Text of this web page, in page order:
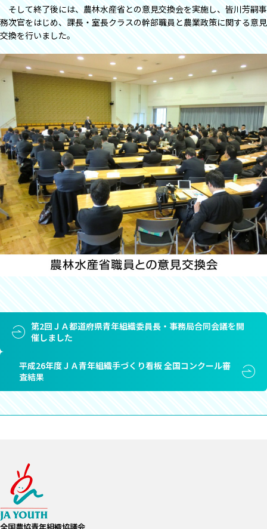
そして終了後には、農林水産省との意見交換会を実施し、皆川芳嗣事
務次官をはじめ、課長・室長クラスの幹部職員と農業政策に関する意見
交換を行いました。
第2回ＪＡ都道府県青年組織委員長・事務局合同会議を開
催しました
平成26年度ＪＡ青年組織手づくり看板 全国コンクール審
査結果
全国農協青年組織協議会